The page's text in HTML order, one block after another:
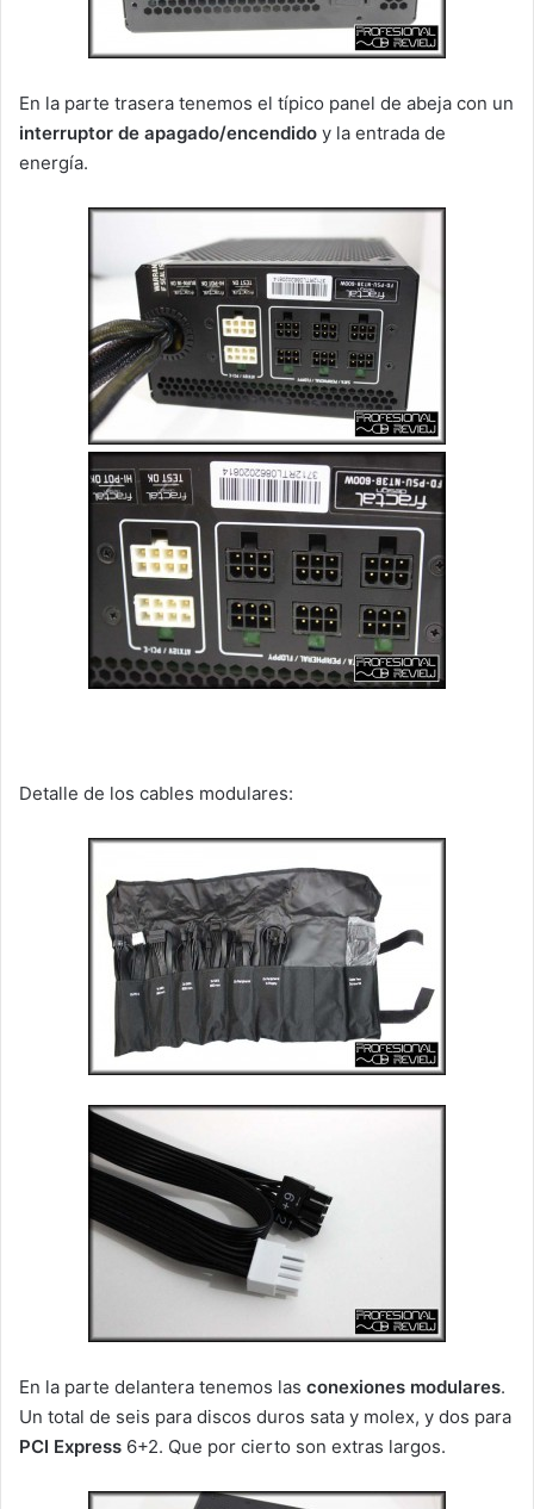
En la parte trasera tenemos el típico panel de abeja con un
interruptor de apagado/encendido y la entrada de
energía.
Detalle de los cables modulares:
En la parte delantera tenemos las conexiones modulares.
Un total de seis para discos duros sata y molex, y dos para
PCI Express 6+2. Que por cierto son extras largos.